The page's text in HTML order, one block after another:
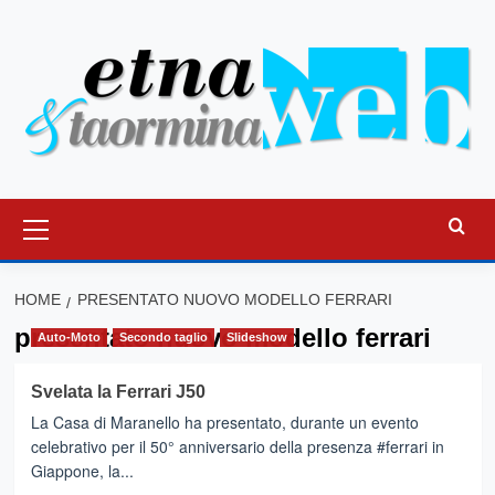
principale
HOME PRESENTATO NUOVO MODELLO FERRARI
presentato nuovo modello ferrari
Auto-Moto Secondo taglio Slideshow
Svelata la Ferrari J50
La Casa di Maranello ha presentato, durante un evento
celebrativo per il 50° anniversario della presenza #ferrari in
Giappone, la...